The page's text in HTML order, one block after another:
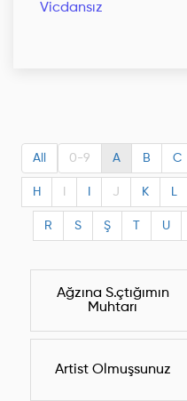
Vicdansız
All 0-9 A B C
H J K L
R S Ş U
Ağzına S.çtığımın
Muhtarı
Artist Olmuşsunuz